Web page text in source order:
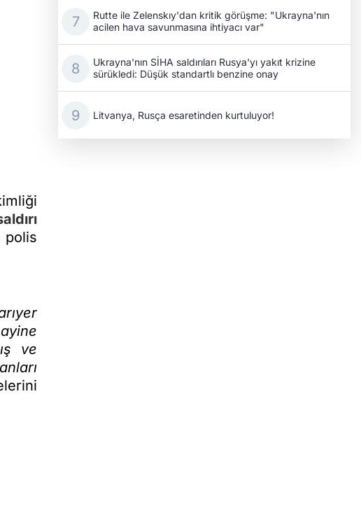
polis
ve
Rutte ile Zelenskıy'dan kritik görüşme: "Ukrayna'nın
acilen hava savunmasına ihtiyacı var"
Ukrayna'nın SİHA saldırıları Rusya'yı yakıt krizine
sürükledi: Düşük standartlı benzine onay
Litvanya, Rusça esaretinden kurtuluyor!